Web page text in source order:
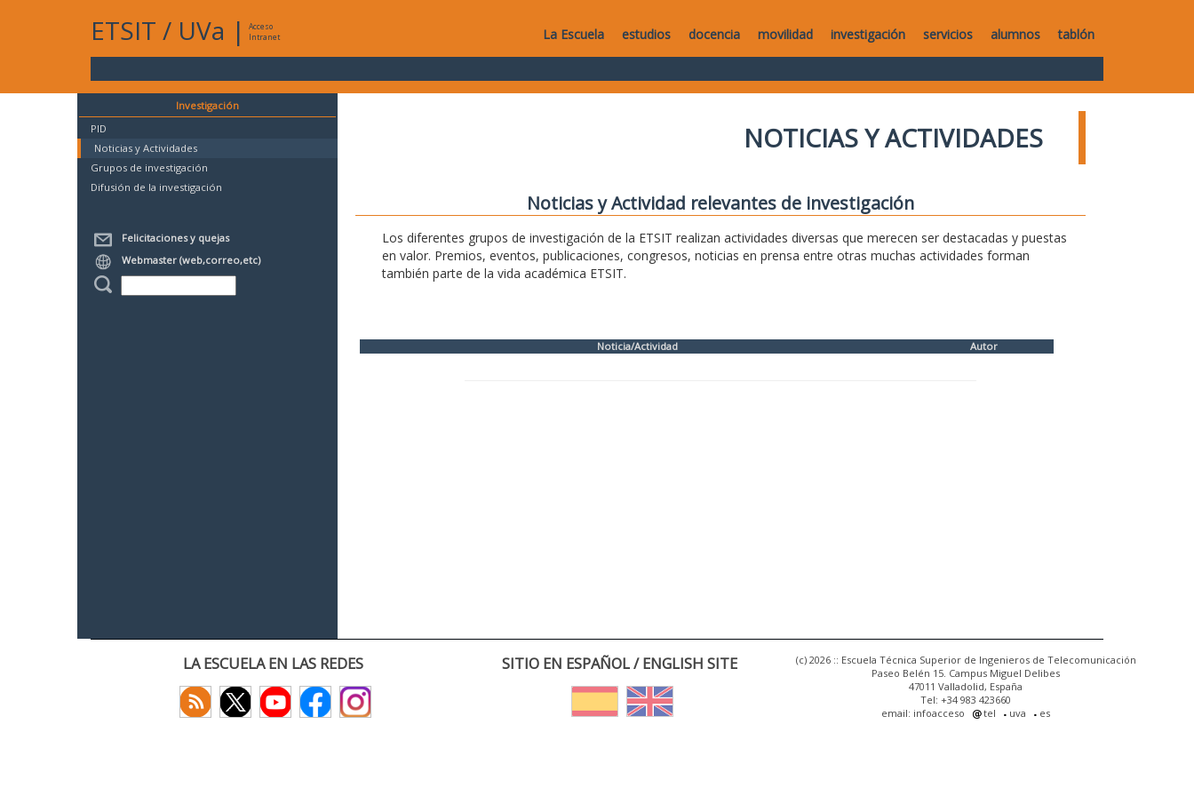
ETSIT / UVa |
Acceso
Intranet
La Escuela estudios docencia movilidad investigación servicios alumnos tablón
Investigación
PID
Noticias y Actividades
Grupos de investigación
Difusión de la investigación
Felicitaciones y quejas
Webmaster (web,correo,etc)
NOTICIAS Y ACTIVIDADES
Noticias y Actividad relevantes de investigación
Los diferentes grupos de investigación de la ETSIT realizan actividades diversas que merecen ser destacadas y puestas
en valor. Premios, eventos, publicaciones, congresos, noticias en prensa entre otras muchas actividades forman
también parte de la vida académica ETSIT.
Noticia/Actividad Autor
LA ESCUELA EN LAS REDES SITIO EN ESPAÑOL / ENGLISH SITE
(c) 2026 :: Escuela Técnica Superior de Ingenieros de Telecomunicación
Paseo Belén 15. Campus Miguel Delibes
47011 Valladolid, España
Tel: +34 983 423660
email: infoacceso
tel uva es